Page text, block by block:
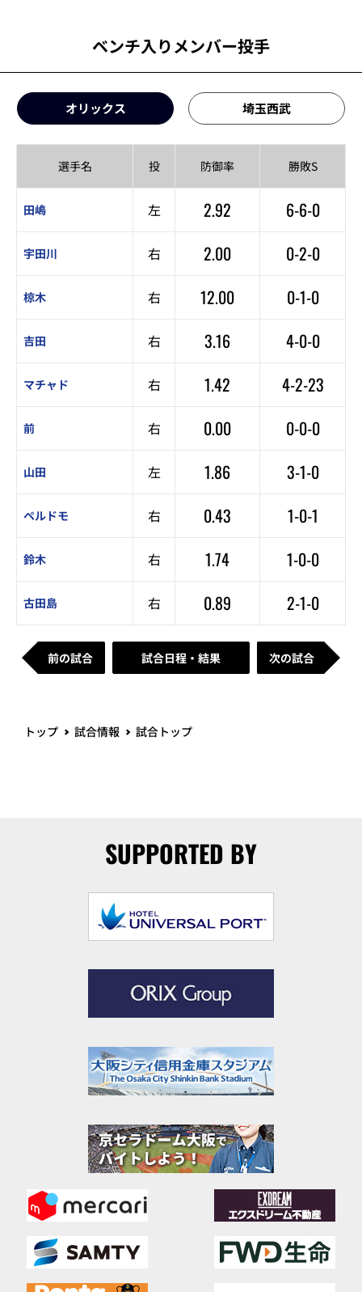
ベンチ入りメンバー投手
オリックス 埼玉西武
選手名 投 防御率 勝敗S
田嶋 左 2.92 6-6-0
宇田川 右 2.00 0-2-0
椋木 右 12.00 0-1-0
吉田 右 3.16 4-0-0
マチャド 右 1.42 4-2-23
前 右 0.00 0-0-0
山田 左 1.86 3-1-0
ペルドモ 右 0.43 1-0-1
鈴木 右 1.74 1-0-0
古田島 右 0.89 2-1-0
前の試合 試合日程・結果 次の試合
トップ 試合情報 試合トップ
SUPPORTED BY